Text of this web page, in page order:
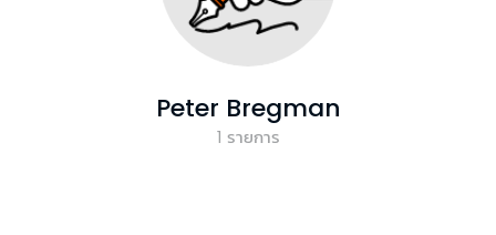
Peter Bregman
1 รายการ